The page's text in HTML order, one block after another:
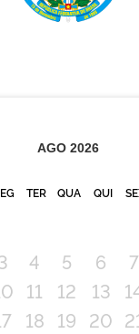
AGO 2026
TER QUA QUI
4 5 6 7
11 12 13
18 19 20